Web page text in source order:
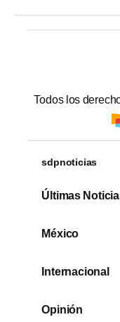
Todos los
sdpnoticias
Últimas
México
Internacional
Opinión